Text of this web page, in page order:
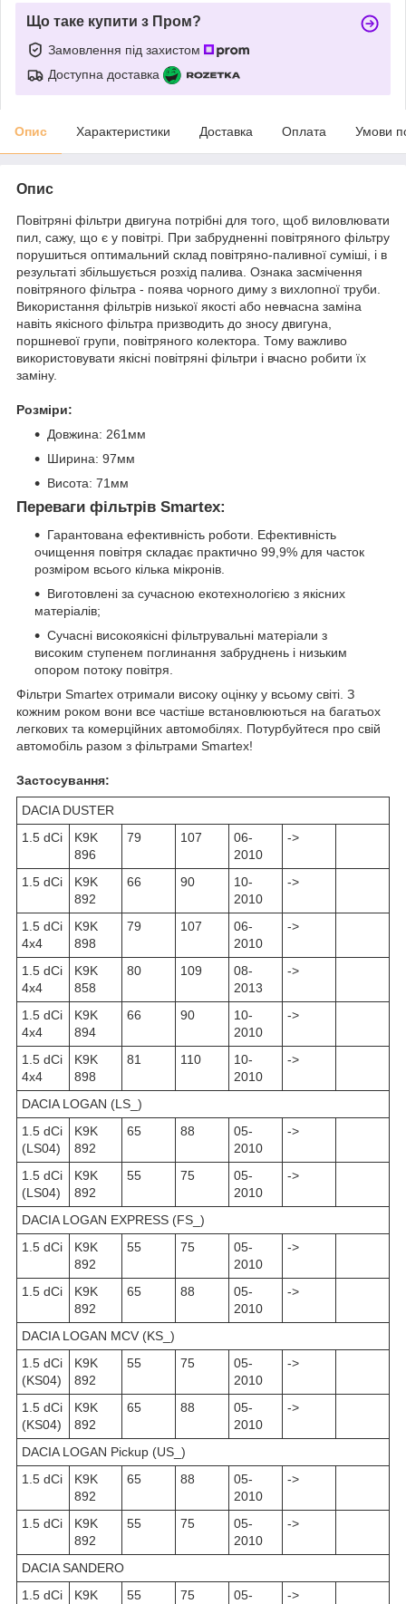
Що таке купити з Пром?
Замовлення під захистом
Доступна доставка
Опис Характеристики Доставка Оплата Умови
Опис
Повітряні фільтри двигуна потрібні для того, щоб виловлювати
пил, сажу, що є у повітрі. При забрудненні повітряного фільтру
порушиться оптимальний склад повітряно-паливної суміші, і в
результаті збільшується розхід палива. Ознака засмічення
повітряного фільтра - поява чорного диму з вихлопної труби.
Використання фільтрів низької якості або невчасна заміна
навіть якісного фільтра призводить до зносу двигуна,
поршневої групи, повітряного колектора. Тому важливо
використовувати якісні повітряні фільтри і вчасно робити їх
заміну.
Розміри:
Довжина: 261мм
Ширина: 97мм
Висота: 71мм
Переваги фільтрів Smartex:
Гарантована ефективність роботи. Ефективність
очищення повітря складає практично 99,9% для часток
розміром всього кілька мікронів.
Виготовлені за сучасною екотехнологією з якісних
матеріалів;
Сучасні високоякісні фільтрувальні матеріали з
високим ступенем поглинання забруднень і низьким
опором потоку повітря.
Фільтри Smartex отримали високу оцінку у всьому світі. З
кожним роком вони все частіше встановлюються на багатьох
легкових та комерційних автомобілях. Потурбуйтеся про свій
автомобіль разом з фільтрами Smartex!
Застосування:
DACIA DUSTER
1.5 dCi
K9K
896
79 107
06-
2010
->
1.5 dCi
K9K
892
66 90
10-
2010
->
1.5 dCi
4x4
K9K
898
79 107
06-
2010
->
1.5 dCi
4x4
K9K
858
80 109
08-
2013
->
1.5 dCi
4x4
K9K
894
66 90
10-
2010
->
1.5 dCi
4x4
K9K
898
81 110
10-
2010
->
DACIA LOGAN (LS_)
1.5 dCi
(LS04)
K9K
892
65 88
05-
2010
->
1.5 dCi
(LS04)
K9K
892
55 75
05-
2010
->
DACIA LOGAN EXPRESS (FS_)
1.5 dCi
K9K
892
55 75
05-
2010
->
1.5 dCi
K9K
892
65 88
05-
2010
->
DACIA LOGAN MCV (KS_)
1.5 dCi
(KS04)
K9K
892
55 75
05-
2010
->
1.5 dCi
(KS04)
K9K
892
65 88
05-
2010
->
DACIA LOGAN Pickup (US_)
1.5 dCi
K9K
892
65 88
05-
2010
->
1.5 dCi
K9K
892
55 75
05-
2010
->
DACIA SANDERO
1.5 dCi
K9K 55 75 05- ->